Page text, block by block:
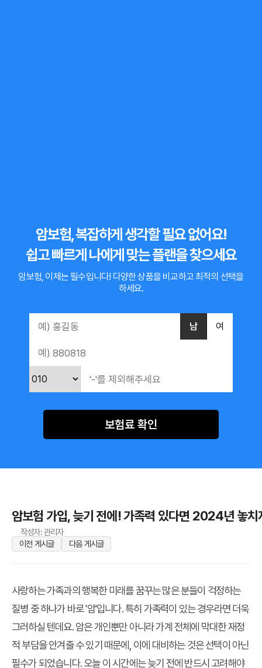
암보험, 복잡하게 생각할 필요 없어요!
쉽고 빠르게 나에게 맞는 플랜을 찾으세요
암보험, 이제는 필수입니다! 다양한 상품을 비교하고 최적의 선택을
하세요.
남 여
보험료 확인
암보험 가입, 늦기 전에! 가족력 있다면 2024년 놓치
작성자: 관리자
이전 게시글
다음 게시글
사랑하는 가족과의 행복한 미래를 꿈꾸는 많은 분들이 걱정하는
질병 중 하나가 바로 '암'입니다. 특히 가족력이 있는 경우라면 더욱
그러하실 텐데요. 암은 개인뿐만 아니라 가계 전체에 막대한 재정
적 부담을 안겨줄 수 있기 때문에, 이에 대비하는 것은 선택이 아닌
필수가 되었습니다. 오늘 이 시간에는 늦기 전에 반드시 고려해야